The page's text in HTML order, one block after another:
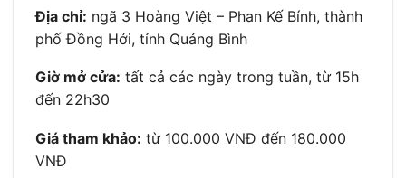
Địa chỉ: ngã 3 Hoàng Việt – Phan Kế Bính, thành
phố Đồng Hới, tỉnh Quảng Bình
Giờ mở cửa: tất cả các ngày trong tuần, từ 15h
đến 22h30
Giá tham khảo: từ 100.000 VNĐ đến 180.000
VNĐ